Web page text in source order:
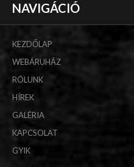
NAVIGÁCIÓ
KEZDŐLAP
WEBÁRUHÁZ
RÓLUNK
HÍREK
GALÉRIA
KAPCSOLAT
GYIK